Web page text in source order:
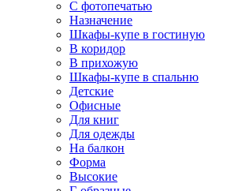
С фотопечатью
Назначение
Шкафы-купе в гостиную
В коридор
В прихожую
Шкафы-купе в спальню
Детские
Офисные
Для книг
Для одежды
На балкон
Форма
Высокие